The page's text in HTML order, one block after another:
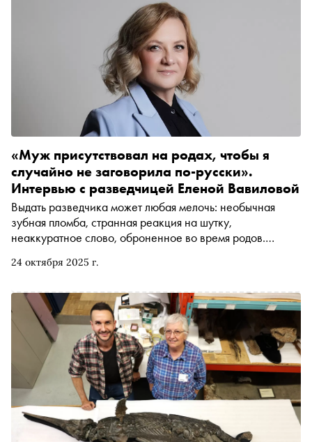
24 октября 2025 г.
«Муж присутствовал на родах, чтобы я
случайно не заговорила по-русски».
Интервью с разведчицей Еленой Вавиловой
Выдать разведчика может любая мелочь: необычная
зубная пломба, странная реакция на шутку,
неаккуратное слово, оброненное во время родов.
мужем Андреем Безруковым более 20 лет работала под
«Снобу» она рассказала про изнанку одной из самых
странных профессий: в чём измеряется KPI, сколько
платят резидентам, дают ли женщинам пикантные
задания и возможна ли настоящая дружба между
разведчиком и местными жителями